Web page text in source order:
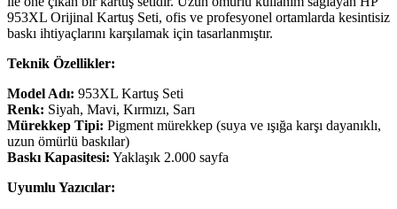
953XL Orijinal Kartuş Seti, ofis ve profesyonel ortamlarda kesintisiz
baskı ihtiyaçlarını karşılamak için tasarlanmıştır.
Teknik Özellikler:
Model Adı: 953XL Kartuş Seti
Renk: Siyah, Mavi, Kırmızı, Sarı
Mürekkep Tipi: Pigment mürekkep (suya ve ışığa karşı dayanıklı,
uzun ömürlü baskılar)
Baskı Kapasitesi: Yaklaşık 2.000 sayfa
Uyumlu Yazıcılar: